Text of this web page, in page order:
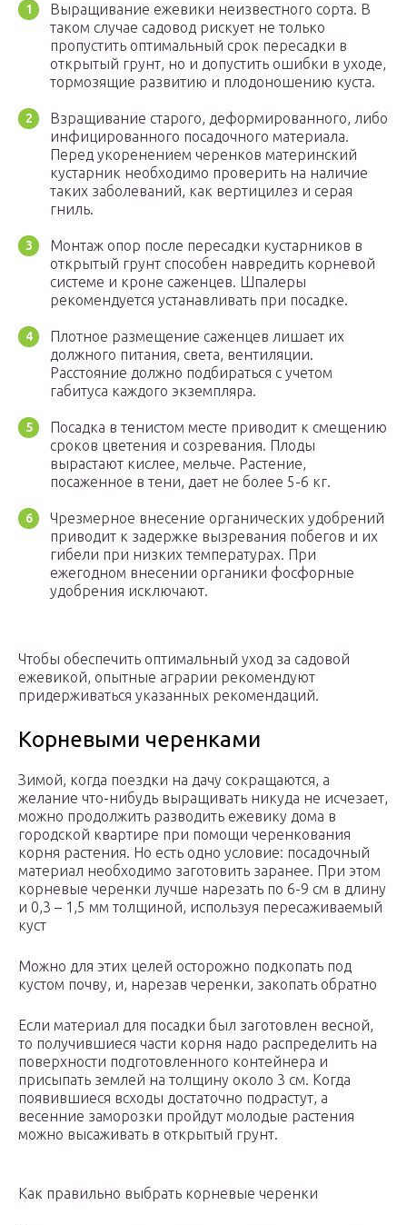
Выращивание ежевики неизвестного сорта. В
таком случае садовод рискует не только
пропустить оптимальный срок пересадки в
открытый грунт, но и допустить ошибки в уходе,
тормозящие развитию и плодоношению куста.
Взращивание старого, деформированного, либо
инфицированного посадочного материала.
Перед укоренением черенков материнский
кустарник необходимо проверить на наличие
таких заболеваний, как вертицилез и серая
гниль.
Монтаж опор после пересадки кустарников в
открытый грунт способен навредить корневой
системе и кроне саженцев. Шпалеры
рекомендуется устанавливать при посадке.
Плотное размещение саженцев лишает их
должного питания, света, вентиляции.
Расстояние должно подбираться с учетом
габитуса каждого экземпляра.
Посадка в тенистом месте приводит к смещению
сроков цветения и созревания. Плоды
вырастают кислее, мельче. Растение,
посаженное в тени, дает не более 5-6 кг.
Чрезмерное внесение органических удобрений
приводит к задержке вызревания побегов и их
гибели при низких температурах. При
ежегодном внесении органики фосфорные
удобрения исключают.
Чтобы обеспечить оптимальный уход за садовой
ежевикой, опытные аграрии рекомендуют
придерживаться указанных рекомендаций.
Корневыми черенками
Зимой, когда поездки на дачу сокращаются, а
желание что-нибудь выращивать никуда не исчезает,
можно продолжить разводить ежевику дома в
городской квартире при помощи черенкования
корня растения. Но есть одно условие: посадочный
материал необходимо заготовить заранее. При этом
корневые черенки лучше нарезать по 6-9 см в длину
и 0,3 – 1,5 мм толщиной, используя пересаживаемый
куст
Можно для этих целей осторожно подкопать под
кустом почву, и, нарезав черенки, закопать обратно
Если материал для посадки был заготовлен весной,
то получившиеся части корня надо распределить на
поверхности подготовленного контейнера и
присыпать землей на толщину около 3 см. Когда
появившиеся всходы достаточно подрастут, а
весенние заморозки пройдут молодые растения
можно высаживать в открытый грунт.
Как правильно выбрать корневые черенки